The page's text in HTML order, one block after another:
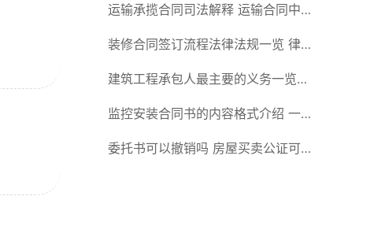
要包括这些内容
运输承揽合同司法解释 运输合同中
承运人的义务有哪些
装修合同签订流程法律法规一览 律
师解答
建筑工程承包人最主要的义务一览
承包合同内容介绍
监控安装合同书的内容格式介绍 一
般包括这些条款
委托书可以撤销吗 房屋买卖公证可